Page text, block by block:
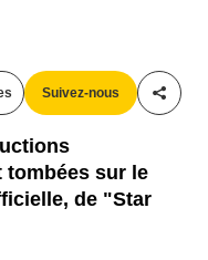
Suivez-nous
tombées sur le
de "Star